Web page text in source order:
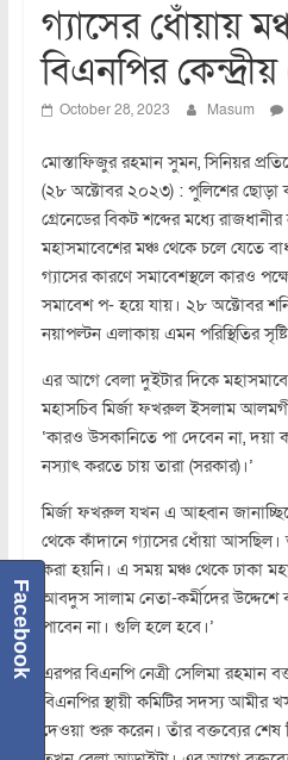
গ্যাসের ধোঁয়ায়
বিএনপির কেন্দ্রীয়
October 28, 2023 Masum
মোস্তাফিজুর রহমান সুমন, সিনিয়র
(২৮ অক্টোবর ২০২৩) : পুলিশের ছোড়া
গ্রেনেডের বিকট শব্দের মধ্যে
মহাসমাবেশের মঞ্চ থেকে চলে যেতে
গ্যাসের কারণে সমাবেশস্থলে কারও
সমাবেশ প- হয়ে যায়। ২৮ অক্টোবর
নয়াপল্টন এলাকায় এমন পরিস্থিতির
এর আগে বেলা দুইটার দিকে
মহাসচিব মির্জা ফখরুল ইসলাম
‘কারও উসকানিতে পা দেবেন না, দয়া
নস্যাৎ করতে চায় তারা (সরকার)।’
মির্জা ফখরুল যখন এ আহ্বান
থেকে কাঁদানে গ্যাসের ধোঁয়া আসছিল।
করা হয়নি। এ সময় মঞ্চ থেকে ঢাকা
আবদুস সালাম নেতা-কর্মীদের
পাবেন না। গুলি হলে হবে।’
এরপর বিএনপি নেত্রী সেলিমা রহমান
বিএনপির স্থায়ী কমিটির সদস্য আমীর
দেওয়া শুরু করেন। তাঁর বক্তব্যের শেষ
Facebook